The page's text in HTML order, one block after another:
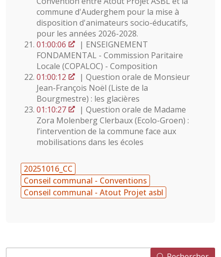
commune d'Auderghem pour la mise à
disposition d'animateurs socio-éducatifs,
pour les années 2026-2028.
01:00:06
| ENSEIGNEMENT
FONDAMENTAL - Commission Paritaire
Locale (COPALOC) - Composition
01:00:12
| Question orale de Monsieur
Jean-François Noël (Liste de la
Bourgmestre) : les glacières
01:10:27
| Question orale de Madame
Zora Molenberg Clerbaux (Ecolo-Groen) :
l’intervention de la commune face aux
mobilisations dans les écoles
20251016_CC
Conseil communal - Conventions
Conseil communal - Atout Projet asbl